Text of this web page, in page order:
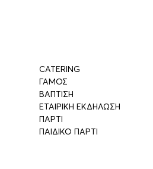
CATERING
ΓΑΜΟΣ
ΒΑΠΤΙΣΗ
ΕΤΑΙΡΙΚΗ ΕΚΔΗΛΩΣΗ
ΠΑΡΤΙ
ΠΑΙΔΙΚΟ ΠΑΡΤΙ